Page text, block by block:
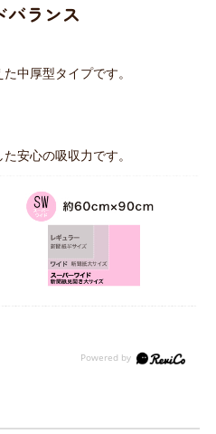
バランス
中厚型タイプです。
安心の吸収力です。